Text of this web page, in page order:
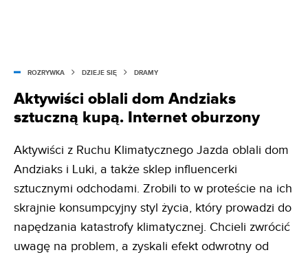
ROZRYWKA DZIEJE SIĘ DRAMY
Aktywiści oblali dom Andziaks
sztuczną kupą. Internet oburzony
Aktywiści z Ruchu Klimatycznego Jazda oblali dom
Andziaks i Luki, a także sklep influencerki
sztucznymi odchodami. Zrobili to w proteście na ich
skrajnie konsumpcyjny styl życia, który prowadzi do
napędzania katastrofy klimatycznej. Chcieli zwrócić
uwagę na problem, a zyskali efekt odwrotny od